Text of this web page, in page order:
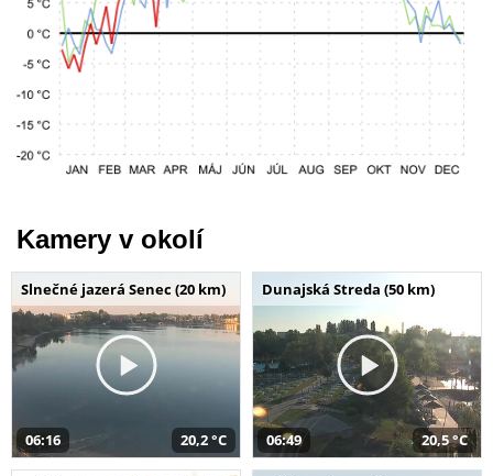
Kamery v okolí
Slnečné jazerá Senec (20 km)
06:16 20,2 °C
Dunajská Streda (50 km)
06:49 20,5 °C